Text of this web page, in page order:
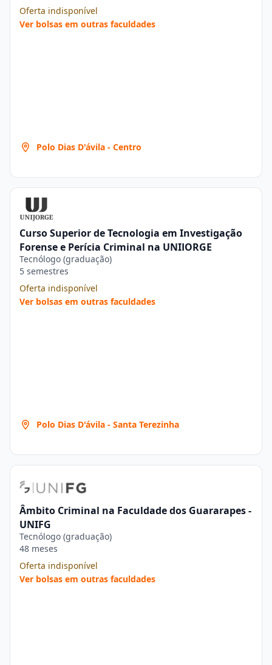
Oferta indisponível
Ver bolsas em outras faculdades
Polo Dias D'ávila - Centro
Curso Superior de Tecnologia em Investigação
Forense e Perícia Criminal na UNIJORGE
Tecnólogo (graduação)
5 semestres
Oferta indisponível
Ver bolsas em outras faculdades
Polo Dias D'ávila - Santa Terezinha
Âmbito Criminal na Faculdade dos Guararapes -
UNIFG
Tecnólogo (graduação)
48 meses
Oferta indisponível
Ver bolsas em outras faculdades